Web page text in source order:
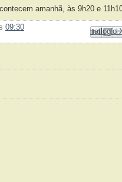
amanhã, às 9h20 e
09:30 Enviar por e-mail
Postar no blog!
Compartilhar no
Compartilhar no
Compartilhar com o